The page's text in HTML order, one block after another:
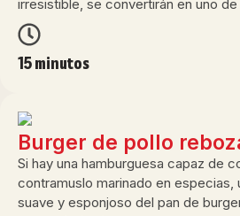
irresistible, se convertirán en uno
15 minutos
Burger de pollo
Si hay una hamburguesa capaz de
contramuslo marinado en
suave y esponjoso del pan de